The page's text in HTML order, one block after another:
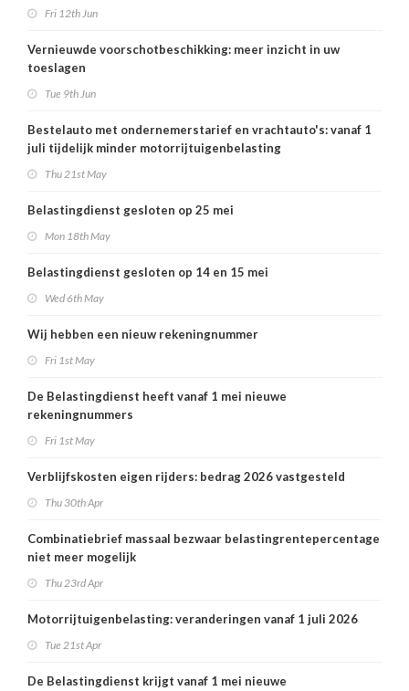
Fri 12th Jun
Vernieuwde voorschotbeschikking: meer inzicht in uw
toeslagen
Tue 9th Jun
Bestelauto met ondernemerstarief en vrachtauto's: vanaf 1
juli tijdelijk minder motorrijtuigenbelasting
Thu 21st May
Belastingdienst gesloten op 25 mei
Mon 18th May
Belastingdienst gesloten op 14 en 15 mei
Wed 6th May
Wij hebben een nieuw rekeningnummer
Fri 1st May
De Belastingdienst heeft vanaf 1 mei nieuwe
rekeningnummers
Fri 1st May
Verblijfskosten eigen rijders: bedrag 2026 vastgesteld
Thu 30th Apr
Combinatiebrief massaal bezwaar belastingrentepercentage
niet meer mogelijk
Thu 23rd Apr
Motorrijtuigenbelasting: veranderingen vanaf 1 juli 2026
Tue 21st Apr
De Belastingdienst krijgt vanaf 1 mei nieuwe